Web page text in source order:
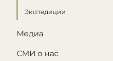
Экспедиции
Медиа
СМИ о нас